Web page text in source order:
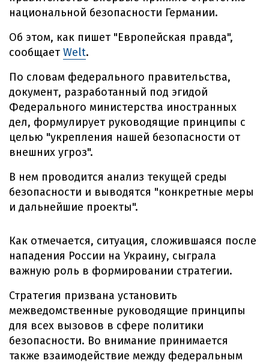
национальной безопасности Германии.
Об этом, как пишет "Европейская правда",
сообщает Welt.
По словам федерального правительства,
документ, разработанный под эгидой
Федерального министерства иностранных
дел, формулирует руководящие принципы с
целью "укрепления нашей безопасности от
внешних угроз".
В нем проводится анализ текущей среды
безопасности и выводятся "конкретные меры
и дальнейшие проекты".
Как отмечается, ситуация, сложившаяся после
нападения России на Украину, сыграла
важную роль в формировании стратегии.
Стратегия призвана установить
межведомственные руководящие принципы
для всех вызовов в сфере политики
безопасности. Во внимание принимается
также взаимодействие между федеральным